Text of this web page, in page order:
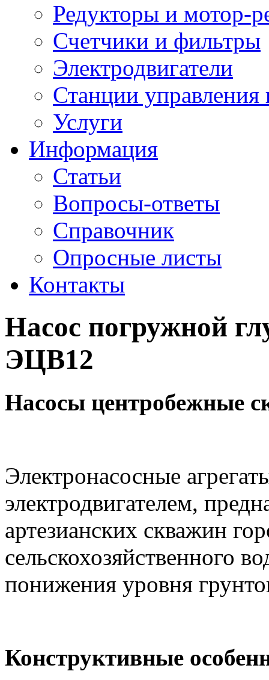
Редукторы и мотор-
Счетчики и фильтры
Электродвигатели
Станции управления
Услуги
Информация
Статьи
Вопросы-ответы
Справочник
Опросные листы
Контакты
Насос погружной
ЭЦВ12
Насосы центробежные
Электронасосные
электродвигателем,
артезианских скважин
сельскохозяйственного
понижения уровня
Конструктивные